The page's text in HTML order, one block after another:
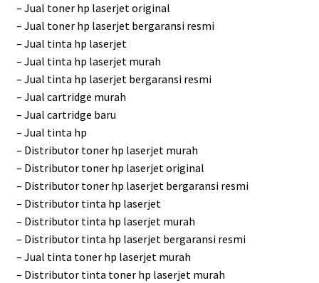
– Jual toner hp laserjet original
– Jual toner hp laserjet bergaransi resmi
– Jual tinta hp laserjet
– Jual tinta hp laserjet murah
– Jual tinta hp laserjet bergaransi resmi
– Jual cartridge murah
– Jual cartridge baru
– Jual tinta hp
– Distributor toner hp laserjet murah
– Distributor toner hp laserjet original
– Distributor toner hp laserjet bergaransi resmi
– Distributor tinta hp laserjet
– Distributor tinta hp laserjet murah
– Distributor tinta hp laserjet bergaransi resmi
– Jual tinta toner hp laserjet murah
– Distributor tinta toner hp laserjet murah